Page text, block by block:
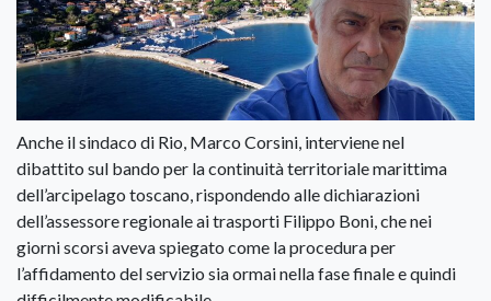
Anche il sindaco di Rio, Marco Corsini, interviene nel
dibattito sul bando per la continuità territoriale marittima
dell’arcipelago toscano, rispondendo alle dichiarazioni
dell’assessore regionale ai trasporti Filippo Boni, che nei
giorni scorsi aveva spiegato come la procedura per
l’affidamento del servizio sia ormai nella fase finale e quindi